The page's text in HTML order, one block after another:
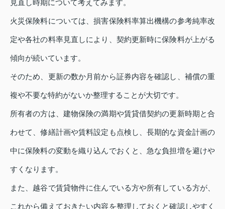
見直し時期について考えてみます。
火災保険料については、損害保険料率算出機構の参考純率改
定や各社の料率見直しにより、契約更新時に保険料が上がる
傾向が続いています。
そのため、更新の数か月前から証券内容を確認し、補償の重
複や不要な特約がないか整理することが大切です。
所有者の方は、建物保険の満期や賃貸借契約の更新時期と合
わせて、修繕計画や賃料設定も点検し、長期的な資金計画の
中に保険料の変動を織り込んでおくと、急な負担増を避けや
すくなります。
また、越谷で賃貸物件に住んでいる方や所有している方が、
これから備えておきたい内容を整理しておくと確認しやすく